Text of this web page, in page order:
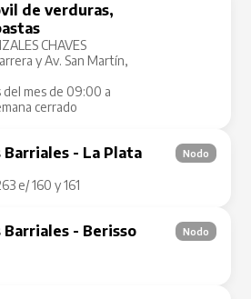
de verduras,
CHAVES
y Av. San Martín,
del mes de 09:00 a
cerrado
Barriales - La Plata
e/ 160 y 161
Nodo
Barriales - Berisso Nodo